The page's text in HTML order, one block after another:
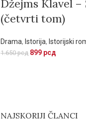
Džejms Klavel –
(četvrti tom)
Drama, Istorija, Istorijski
1.650рсд 899 рсд
NAJSKORIJI ČLANCI